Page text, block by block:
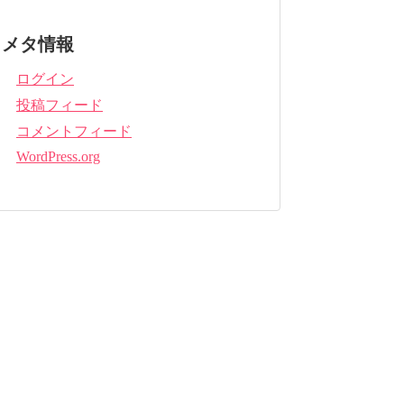
メタ情報
ログイン
投稿フィード
コメントフィード
WordPress.org